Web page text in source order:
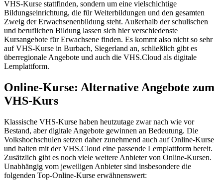
VHS-Kurse stattfinden, sondern um eine vielschichtige
Bildungseinrichtung, die für Weiterbildungen und den gesamten
Zweig der Erwachsenenbildung steht. Außerhalb der schulischen
und beruflichen Bildung lassen sich hier verschiedenste
Kursangebote für Erwachsene finden. Es kommt also nicht so sehr
auf VHS-Kurse in Burbach, Siegerland an, schließlich gibt es
überregionale Angebote und auch die VHS.Cloud als digitale
Lernplattform.
Online-Kurse: Alternative Angebote zum
VHS-Kurs
Klassische VHS-Kurse haben heutzutage zwar nach wie vor
Bestand, aber digitale Angebote gewinnen an Bedeutung. Die
Volkshochschulen setzen daher zunehmend auch auf Online-Kurse
und halten mit der VHS.Cloud eine passende Lernplattform bereit.
Zusätzlich gibt es noch viele weitere Anbieter von Online-Kursen.
Unabhängig vom jeweiligen Anbieter sind insbesondere die
folgenden Top-Online-Kurse erwähnenswert: